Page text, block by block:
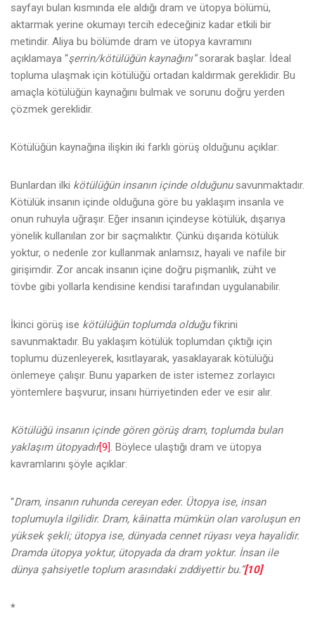
sayfayı bulan kısmında ele aldığı dram ve ütopya bölümü,
aktarmak yerine okumayı tercih edeceğiniz kadar etkili bir
metindir. Aliya bu bölümde dram ve ütopya kavramını
açıklamaya “şerrin/kötülüğün kaynağını”sorarak başlar. İdeal
topluma ulaşmak için kötülüğü ortadan kaldırmak gereklidir. Bu
amaçla kötülüğün kaynağını bulmak ve sorunu doğru yerden
çözmek gereklidir.
Kötülüğün kaynağına ilişkin iki farklı görüş olduğunu açıklar:
Bunlardan ilki kötülüğün insanın içinde olduğunusavunmaktadır.
Kötülük insanın içinde olduğuna göre bu yaklaşım insanla ve
onun ruhuyla uğraşır. Eğer insanın içindeyse kötülük, dışarıya
yönelik kullanılan zor bir saçmalıktır. Çünkü dışarıda kötülük
yoktur, o nedenle zor kullanmak anlamsız, hayali ve nafile bir
girişimdir. Zor ancak insanın içine doğru pişmanlık, züht ve
tövbe gibi yollarla kendisine kendisi tarafından uygulanabilir.
İkinci görüş ise kötülüğün toplumda olduğufikrini
savunmaktadır. Bu yaklaşım kötülük toplumdan çıktığı için
toplumu düzenleyerek, kısıtlayarak, yasaklayarak kötülüğü
önlemeye çalışır. Bunu yaparken de ister istemez zorlayıcı
yöntemlere başvurur, insanı hürriyetinden eder ve esir alır.
Kötülüğü insanın içinde gören görüş dram, toplumda bulan
yaklaşım ütopyadır[9] . Böylece ulaştığı dram ve ütopya
kavramlarını şöyle açıklar:
“Dram, insanın ruhunda cereyan eder. Ütopya ise, insan
toplumuyla ilgilidir. Dram, kâinatta mümkün olan varoluşun en
yüksek şekli; ütopya ise, dünyada cennet rüyası veya hayalidir.
Dramda ütopya yoktur, ütopyada da dram yoktur. İnsan ile
dünya şahsiyetle toplum arasındaki zıddiyettir bu.”[10]
*